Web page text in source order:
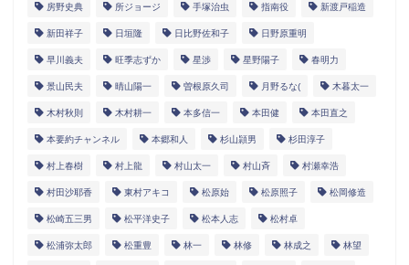
房野史典 所ジョージ 手塚治虫 指南役 新渡戸稲造
新田祥子 日垣隆 日比野佐和子 日野原重明
早川義夫 旺季志ずか 星渉 星野陽子 春明力
景山民夫 晴山陽一 曽根原久司 月野るな( 木暮太一
木村秋則 木村耕一 本多信一 本田健 本田直之
本要約チャンネル 本郷和人 杉山頴男 杉田淳子
村上春樹 村上龍 村山太一 村山斉 村瀬幸浩
村田沙耶香 東村アキコ 松原始 松原照子 松岡修造
松崎五三男 松平洋史子 松本人志 松村卓
松浦弥太郎 松重豊 林一 林修 林成之 林望